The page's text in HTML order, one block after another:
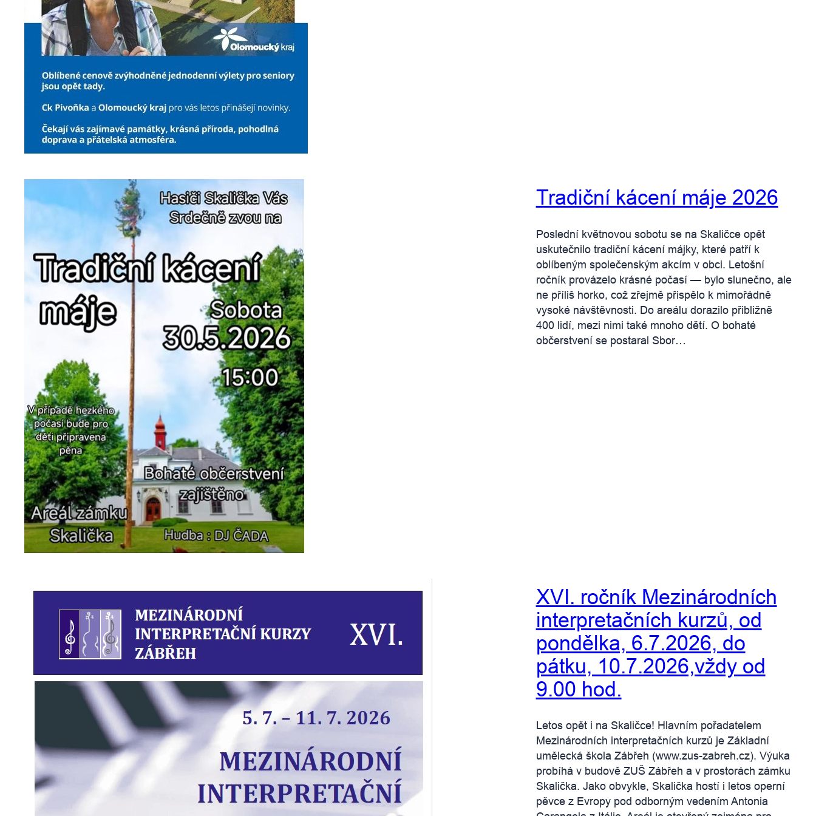
Tradiční kácení máje 2026
Poslední květnovou sobotu se na Skaličce opět
uskutečnilo tradiční kácení májky, které patří k
oblíbeným společenským akcím v obci. Letošní
ročník provázelo krásné počasí — bylo slunečno, ale
ne příliš horko, což zřejmě přispělo k mimořádně
vysoké návštěvnosti. Do areálu dorazilo přibližně
400 lidí, mezi nimi také mnoho dětí. O bohaté
občerstvení se postaral Sbor…
XVI. ročník Mezinárodních
interpretačních kurzů, od
pondělka, 6.7.2026, do
pátku, 10.7.2026,vždy od
9.00 hod.
Letos opět i na Skaličce! Hlavním pořadatelem
Mezinárodních interpretačních kurzů je Základní
umělecká škola Zábřeh (www.zus-zabreh.cz). Výuka
probíhá v budově ZUŠ Zábřeh a v prostorách zámku
Skalička. Jako obvykle, Skalička hostí i letos operní
pěvce z Evropy pod odborným vedením Antonia